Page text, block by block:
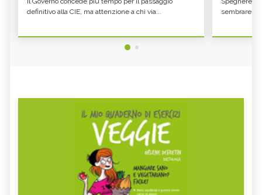
definitivo alla CIE, ma attenzione a chi via...
sembrare